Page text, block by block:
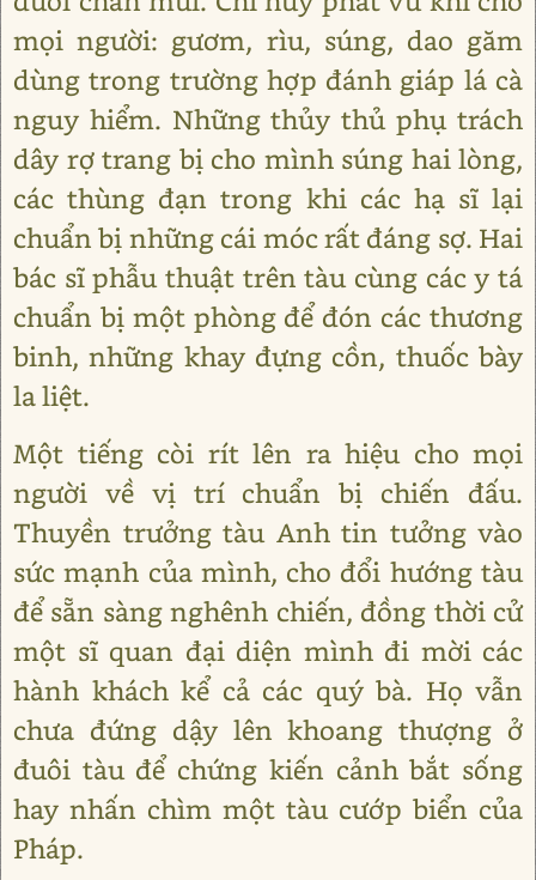
mọi người: gươm, rìu, súng, dao găm
dùng trong trường hợp đánh giáp lá cà
nguy hiểm. Những thủy thủ phụ trách
dây rợ trang bị cho mình súng hai lòng,
các thùng đạn trong khi các hạ sĩ lại
chuẩn bị những cái móc rất đáng sợ. Hai
bác sĩ phẫu thuật trên tàu cùng các y tá
chuẩn bị một phòng để đón các thương
binh, những khay đựng cồn, thuốc bày
la liệt.
Một tiếng còi rít lên ra hiệu cho mọi
người về vị trí chuẩn bị chiến đấu.
Thuyền trưởng tàu Anh tin tưởng vào
sức mạnh của mình, cho đổi hướng tàu
để sẵn sàng nghênh chiến, đồng thời cử
một sĩ quan đại diện mình đi mời các
hành khách kể cả các quý bà. Họ vẫn
chưa đứng dậy lên khoang thượng ở
đuôi tàu để chứng kiến cảnh bắt sống
hay nhấn chìm một tàu cướp biển của
Pháp.